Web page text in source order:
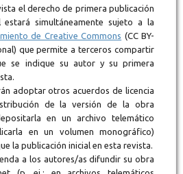
el derecho de primera publicación
simultáneamente sujeto a la
de Creative Commons (CC BY-
que permite a terceros compartir
se indique su autor y su primera
adoptar otros acuerdos de licencia
de la versión de la obra
en un archivo telemático
en un volumen monográfico)
la publicación inicial en esta revista.
a los autores/as difundir su obra